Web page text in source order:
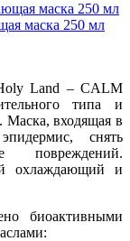
маска 250 мл
Holy Land – CALM
типа и
Маска, входящая в
снять
повреждений.
охлаждающий и
биоактивными